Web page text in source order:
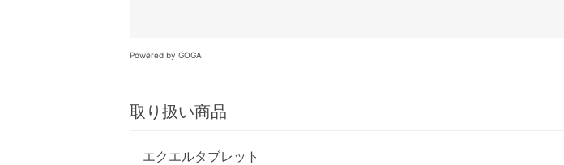
Powered by GOGA
取り扱い商品
エクエルタブレット